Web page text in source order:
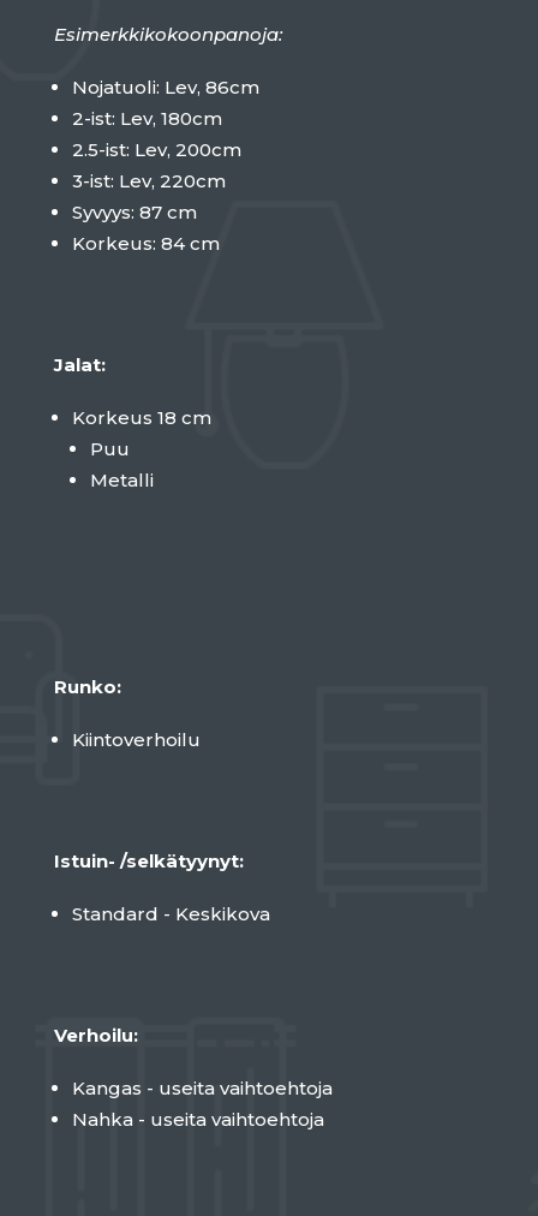
Esimerkkikokoonpanoja:
Nojatuoli: Lev, 86cm
2-ist: Lev, 180cm
2.5-ist: Lev, 200cm
3-ist: Lev, 220cm
Syvyys: 87 cm
Korkeus: 84 cm
Jalat:
Korkeus 18 cm
Puu
Metalli
Runko:
Kiintoverhoilu
Istuin- /selkätyynyt:
Standard - Keskikova
Verhoilu:
Kangas - useita vaihtoehtoja
Nahka - useita vaihtoehtoja